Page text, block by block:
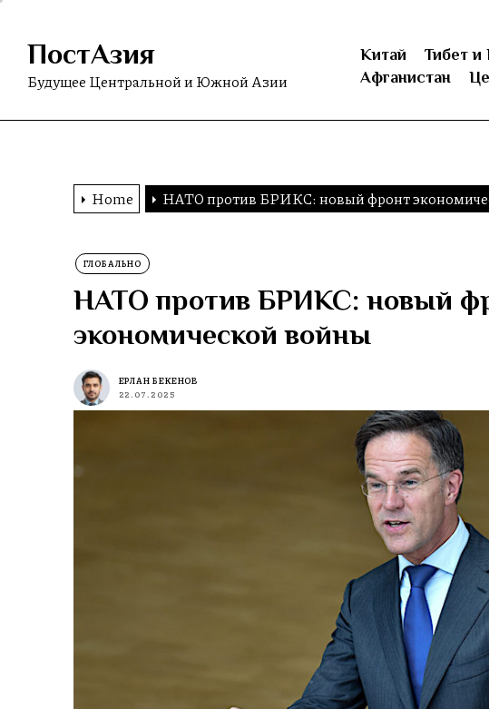
Skip
content
ПостАзия
Будущее Центральной и Южной Азии
Китай Тибет и
Афганистан
Home НАТО против БРИКС: новый фронт
ГЛОБАЛЬНО
НАТО против БРИКС: новый
экономической войны
ЕРЛАН БЕКЕНОВ
22.07.2025